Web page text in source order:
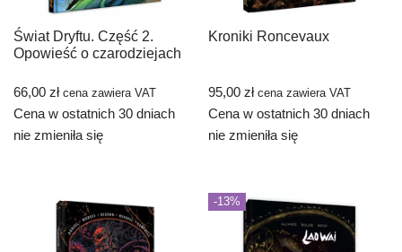
Świat Dryftu. Część 2.
Opowieść o czarodziejach
66,00 zł cena zawiera VAT
Cena w ostatnich 30 dniach
nie zmieniła się
Kroniki Roncevaux
95,00zł cena zawiera VAT
Cena w ostatnich 30 dniach
nie zmieniła się
-13%